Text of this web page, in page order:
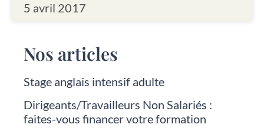
5 avril 2017
Nos articles
Stage anglais intensif adulte
Dirigeants/Travailleurs Non Salariés :
faites-vous financer votre formation